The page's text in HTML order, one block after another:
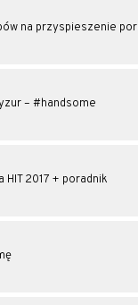
na przyspieszenie
– #handsome
2017 + poradnik